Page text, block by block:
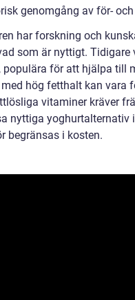
genomgång av för-
har forskning och
som är nyttigt.
populära för att hjälpa till
hög fetthalt kan vara
vitaminer kräver
nyttiga yoghurtalternativ
begränsas i kosten.